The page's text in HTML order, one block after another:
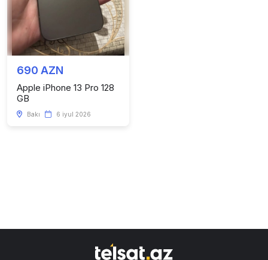
690 AZN
Apple iPhone 13 Pro 128
GB
Bakı 6 iyul 2026